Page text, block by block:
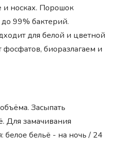
и носках. Порошок
99% бактерий.
для белой и цветной
биоразлагаем и
Засыпать
Для замачивания
белое бельё - на ночь / 24